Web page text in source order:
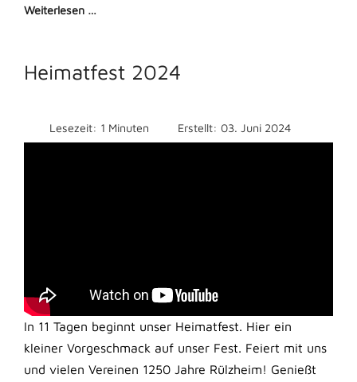
Weiterlesen …
Heimatfest 2024
Lesezeit: 1 Minuten Erstellt: 03. Juni 2024
In 11 Tagen beginnt unser Heimatfest. Hier ein
kleiner Vorgeschmack auf unser Fest. Feiert mit uns
und vielen Vereinen 1250 Jahre Rülzheim! Genießt